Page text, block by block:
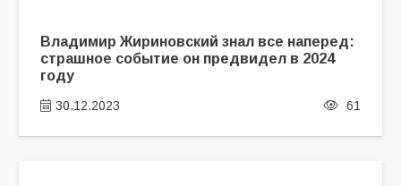
Владимир Жириновский знал все наперед:
страшное событие он предвидел в 2024
году
30.12.2023 61